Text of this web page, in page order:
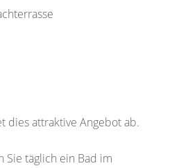
dies attraktive Angebot ab.
Sie täglich ein Bad im